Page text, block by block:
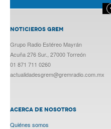
NOTICIEROS GREM
Grupo Radio Estéreo Mayrán
Acuña 276 Sur., 27000 Torreón
01 871 711 0260
actualidadesgrem@gremradio.com.mx
ACERCA DE NOSOTROS
Quiénes somos